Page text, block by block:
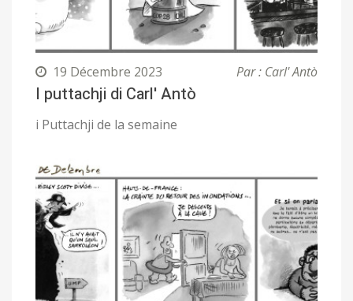
19 Décembre 2023 Par : Carl' Antò
I puttachji di Carl' Antò
i Puttachji de la semaine